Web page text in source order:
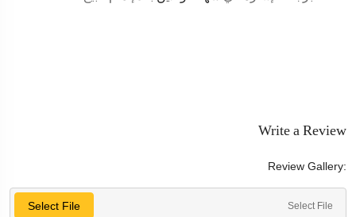
Write a Review
Review Gallery:
Select File Select File